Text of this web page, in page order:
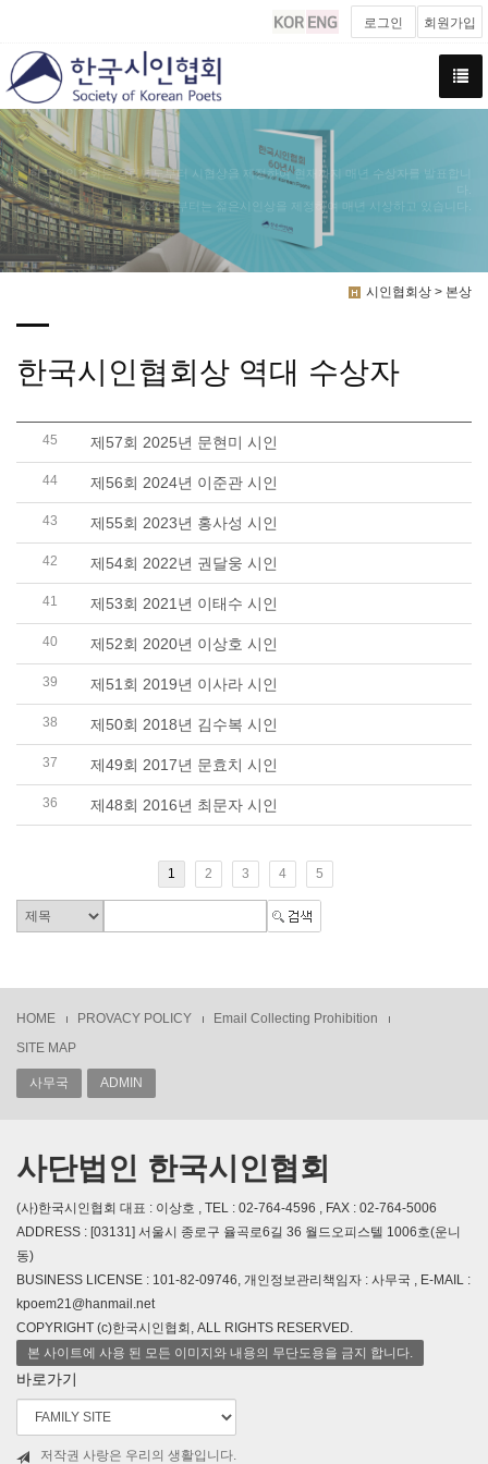
로그인 회원가입
한국시인협회는 창립년도부터 시협상을 제정하여 현재까지 매년 수상자를 발표합니
다.
2005년부터는 젊은시인상을 제정하여 매년 시상하고 있습니다.
시인협회상 > 본상
한국시인협회상 역대 수상자
45 제57회 2025년 문현미 시인
44 제56회 2024년 이준관 시인
43 제55회 2023년 홍사성 시인
42 제54회 2022년 권달웅 시인
41 제53회 2021년 이태수 시인
40 제52회 2020년 이상호 시인
39 제51회 2019년 이사라 시인
38 제50회 2018년 김수복 시인
37 제49회 2017년 문효치 시인
36 제48회 2016년 최문자 시인
1 2 3 4 5
HOME PROVACY POLICY
Email Collecting Prohibition
SITE MAP
사무국 ADMIN
사단법인 한국시인협회
(사)한국시인협회 대표 : 이상호 , TEL : 02-764-4596 , FAX : 02-764-5006
ADDRESS : [03131] 서울시 종로구 율곡로6길 36 월드오피스텔 1006호(운니
동)
BUSINESS LICENSE : 101-82-09746, 개인정보관리책임자 : 사무국 , E-MAIL :
kpoem21@hanmail.net
COPYRIGHT (c)한국시인협회, ALL RIGHTS RESERVED.
본 사이트에 사용 된 모든 이미지와 내용의 무단도용을 금지 합니다.
바로가기
저작권 사랑은 우리의 생활입니다.